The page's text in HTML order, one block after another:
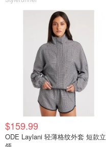
$159.99
ODE Laylani 轻薄格纹外套 短款立